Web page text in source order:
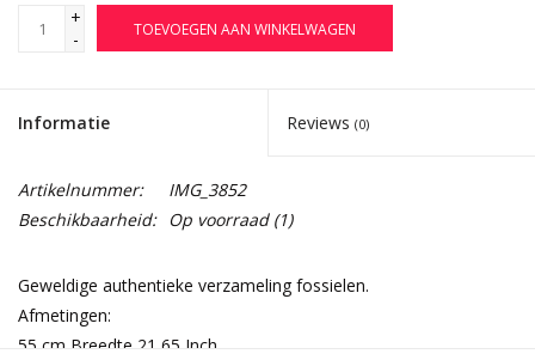
+
-
TOEVOEGEN AAN WINKELWAGEN
Informatie Reviews (0)
Artikelnummer:
IMG_3852
Beschikbaarheid: Op voorraad(1)
Geweldige authentieke verzameling fossielen.
Afmetingen:
55 cm Breedte 21,65 Inch